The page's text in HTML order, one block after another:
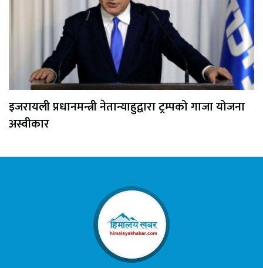
इजरायली प्रधानमन्त्री नेतान्याहुद्वारा ट्रम्पको गाजा योजना
अस्वीकार